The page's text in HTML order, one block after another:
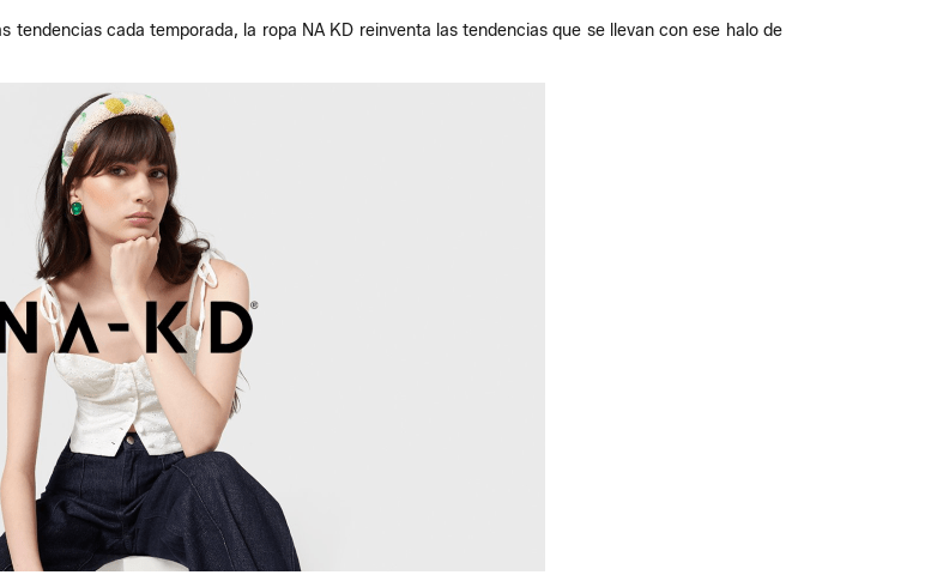
tendencias cada temporada, la ropa NA KD reinventa las tendencias que se llevan con ese halo de